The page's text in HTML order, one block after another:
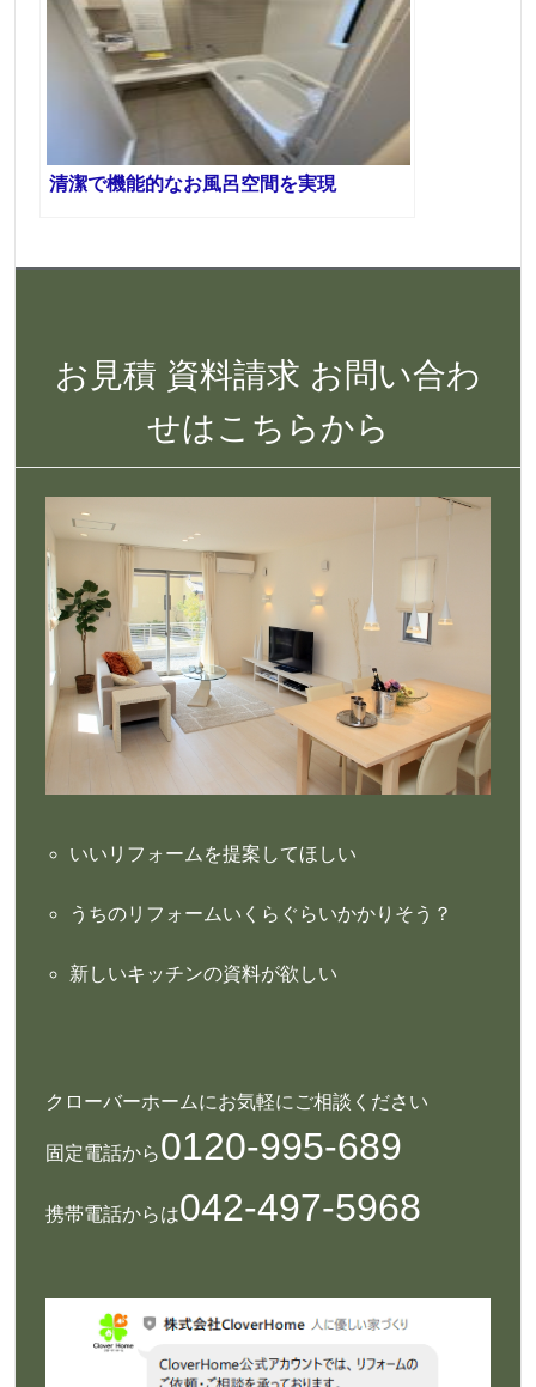
清潔で機能的なお風呂空間を実現
お見積 資料請求 お問い合わ
せはこちらから
いいリフォームを提案してほしい
うちのリフォームいくらぐらいかかりそう？
新しいキッチンの資料が欲しい
クローバーホームにお気軽にご相談ください
固定電話から0120-995-689
携帯電話からは042-497-5968